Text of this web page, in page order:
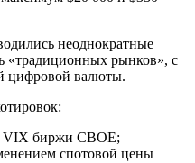
неоднократные
«традиционных рынков», с
цифровой валюты.
VIX биржи CBOE;
спотовой цены